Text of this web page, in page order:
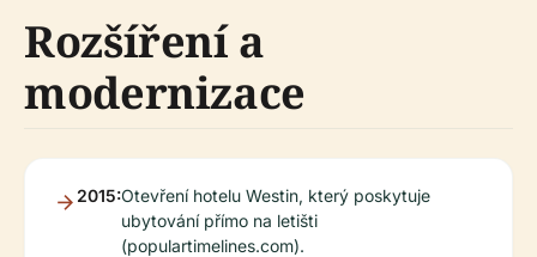
Rozšíření a
modernizace
2015:Otevření hotelu Westin, který poskytuje
ubytování přímo na letišti
(populartimelines.com).